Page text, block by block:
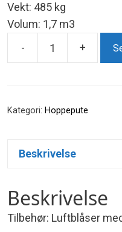
Vekt: 485 kg
Volum: 1,7 m3
-
-
32
pers
+
Kategori: Hoppepute
Beskrivelse
Beskrivelse
Tilbehør: Luftblåser